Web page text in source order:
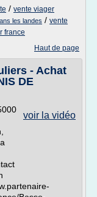
/ vente viager
les landes / vente
france
Haut de page
- Achat
DE
voir la vidéo